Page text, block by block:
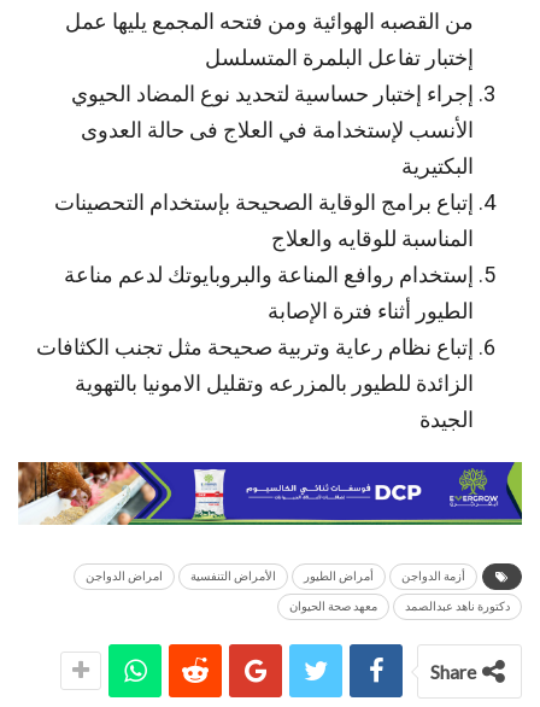
من القصبه الهوائية ومن فتحه المجمع يليها عمل
إختبار تفاعل البلمرة المتسلسل
إجراء إختبار حساسية لتحديد نوع المضاد الحيوي
الأنسب لإستخدامة في العلاج فى حالة العدوى
البكتيرية
إتباع برامج الوقاية الصحيحة بإستخدام التحصينات
المناسبة للوقايه والعلاج
إستخدام روافع المناعة والبروبايوتك لدعم مناعة
الطيور أثناء فترة الإصابة
إتباع نظام رعاية وتربية صحيحة مثل تجنب الكثافات
الزائدة للطيور بالمزرعه وتقليل الامونيا بالتهوية
الجيدة
أزمة الدواجن أمراض الطيور الأمراض التنفسية امراض الدواجن
دكتورة ناهد عبدالصمد معهد صحة الحيوان
Share